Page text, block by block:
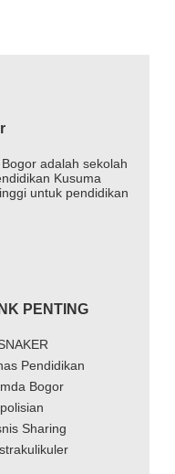
adalah sekolah
Kusuma
untuk pendidikan
PENTING
Pendidikan
Bogor
Sharing